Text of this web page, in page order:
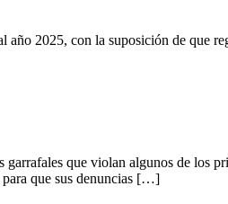
2025, con la suposición de que
que violan algunos de los
para que sus denuncias […]